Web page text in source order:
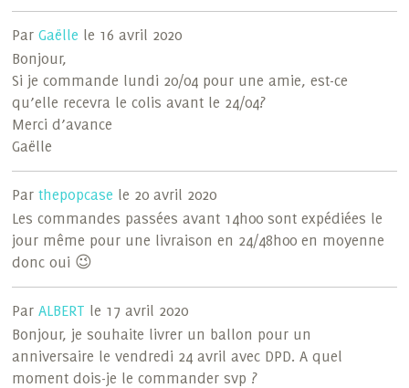
ParGaëlle le 16 avril 2020
Bonjour,
Si je commande lundi 20/04 pour une amie, est-ce
qu’elle recevra le colis avant le 24/04?
Merci d’avance
Gaëlle
Parthepopcase le 20 avril 2020
Les commandes passées avant 14h00 sont expédiées le
jour même pour une livraison en 24/48h00 en moyenne
donc oui 😉
ParALBERT le 17 avril 2020
Bonjour, je souhaite livrer un ballon pour un
anniversaire le vendredi 24 avril avec DPD. A quel
moment dois-je le commander svp ?